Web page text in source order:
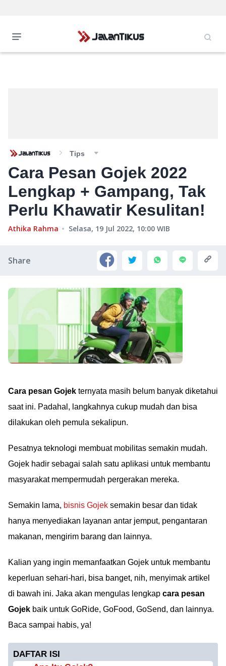
Tips
Cara Pesan Gojek 2022
Lengkap + Gampang, Tak
Perlu Khawatir Kesulitan!
Athika Rahma Selasa, 19 Jul 2022, 10:00 WIB
Share
Cara pesan Gojek ternyata masih belum banyak diketahui
saat ini. Padahal, langkahnya cukup mudah dan bisa
dilakukan oleh pemula sekalipun.
Pesatnya teknologi membuat mobilitas semakin mudah.
Gojek hadir sebagai salah satu aplikasi untuk membantu
masyarakat mempermudah pergerakan mereka.
Semakin lama, bisnis Gojek semakin besar dan tidak
hanya menyediakan layanan antar jemput, pengantaran
makanan, mengirim barang dan lainnya.
Kalian yang ingin memanfaatkan Gojek untuk membantu
keperluan sehari-hari, bisa banget, nih, menyimak artikel
di bawah ini. Jaka akan mengulas lengkap cara pesan
Gojek baik untuk GoRide, GoFood, GoSend, dan lainnya.
Baca sampai habis, ya!
DAFTAR ISI